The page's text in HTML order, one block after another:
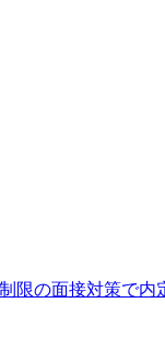
限の面接対策で内